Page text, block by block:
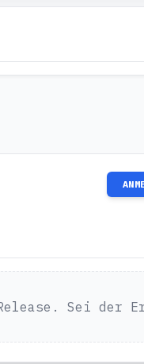
Release. Sei der